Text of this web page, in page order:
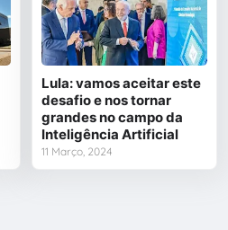
Lula: vamos aceitar este
desafio e nos tornar
grandes no campo da
Inteligência Artificial
11 Março, 2024